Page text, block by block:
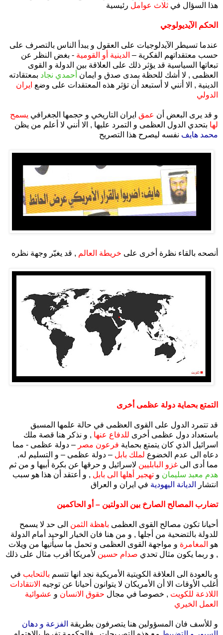
هذا السؤال في ثلاث عوامل رئيسية
الحكم الآيديولوجي
عندما تسيطر الآيدلوجيات على العقول و يبدأ الناس بالتصرف على
حسب معتقداتهم الفكرية – الدينية أو القومية - بغض النظر عن
تبعاتها السياسية قد يؤثر ذلك على العلاقة بين الدولة و القوى
العظمى , لا أشك للحظة بمدى صدق و ايمان أحمدي نجاد بمعتقادته
الدينية , الا أنني لا أستبعد أن تؤثر هذه المعتقدات على وضع ايران
الدولي
و قد يرى البعض أن عمق ايران التاريخي و حجمها الجغرافي يسمح
لها بتحدي الدول العظمى و التمرد عليها , الا أنني لا أعلم من يظن
محمد هايف نفسه ليصرح هذا التصريح
أنصحه بالقاء نظرة أخرى على خريطة العالم , قد يغيّر وجهة نظره
التمتع بحماية دولة عظمى أخرى
قد تتمرد الدول على القوى العظمى في حالة علمها المسبق
باستعداد دول عظمى أخرى للدفاع عنها , و نذكر هنا قصة ملك
اسرائيل الذي كان يتمتع بحماية فرعون مصر – دولة عظمى - مما
دعاه الى عدم الخضوع لملك بابل – دولة عظمى – و التسليم له,
مما أدى الى غزو البابليين لاسرائيل و حرقها عن بكرة أبيها و من ثم
هدم معبد سليمان و تهجير أهلها الى بابل , و أعتقد أن هذا هو سبب
انتشار
الديانة اليهودية في ايران و العراق
تضارب المصالح الصارخ بين الدولتين – أو الحاكمين
أحيانا تكون مصالح القوى العظمى باهظة الثمن الى حد لا يسمح
للدولة بالتضحية من أجلها , و من هنا فان الخيار الوحيد أمام الدولة
هو المغامرة و مواجهة القوى العظمى و تحمل ما سيأتيها من ويلات
, و ربما يكون مثال تحدي صدام حسين لأمريكا أقرب مثال على ذلك
و بالعودة الى العلاقة الكويتية الأمريكية نجد انها تتسم بالتحابب في
أغلب الأوقات الا أن الأمريكان لا يتوانون أحيانا عن توجيه الانتقادات
اللاذعة للكويت , خصوصا في مجال حقوق الانسان و عشوائية
العمل الخيري
و للأسف فان المسؤولين هنا يتصرفون بطريقة الفزعة و دهان